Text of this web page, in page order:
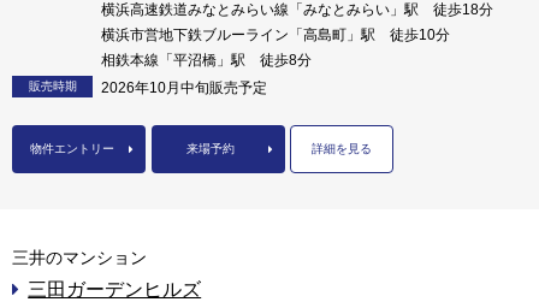
横浜高速鉄道みなとみらい線「みなとみらい」駅 徒歩18分
横浜市営地下鉄ブルーライン「高島町」駅 徒歩10分
相鉄本線「平沼橋」駅 徒歩8分
販売時期 2026年10月中旬販売予定
物件エントリー 来場予約 詳細を見る
三井のマンション
三田ガーデンヒルズ